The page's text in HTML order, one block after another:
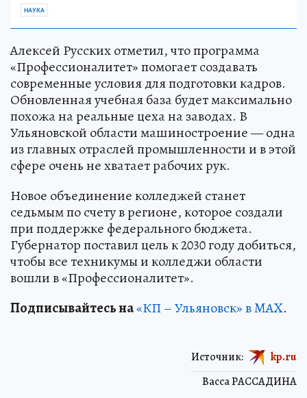
НАУКА
Алексей Русских отметил, что программа
«Профессионалитет» помогает создавать
современные условия для подготовки кадров.
Обновленная учебная база будет максимально
похожа на реальные цеха на заводах. В
Ульяновской области машиностроение — одна
из главных отраслей промышленности и в этой
сфере очень не хватает рабочих рук.
Новое объединение колледжей станет
седьмым по счету в регионе, которое создали
при поддержке федерального бюджета.
Губернатор поставил цель к 2030 году добиться,
чтобы все техникумы и колледжи области
вошли в «Профессионалитет».
Подписывайтесь на«КП – Ульяновск» в MAX.
Васса РАССАДИНА
Источник: kp.ru